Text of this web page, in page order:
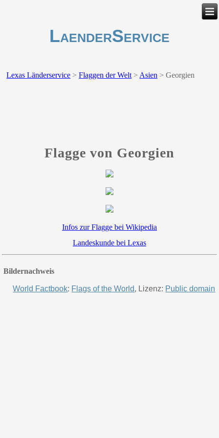
LaenderService
Lexas Länderservice >Flaggen der Welt>Asien >Georgien
Flagge von Georgien
Infos zur Flagge bei Wikipedia
Landeskunde bei Lexas
Bildernachweis
World Factbook: Flags of the World, Lizenz: Public domain